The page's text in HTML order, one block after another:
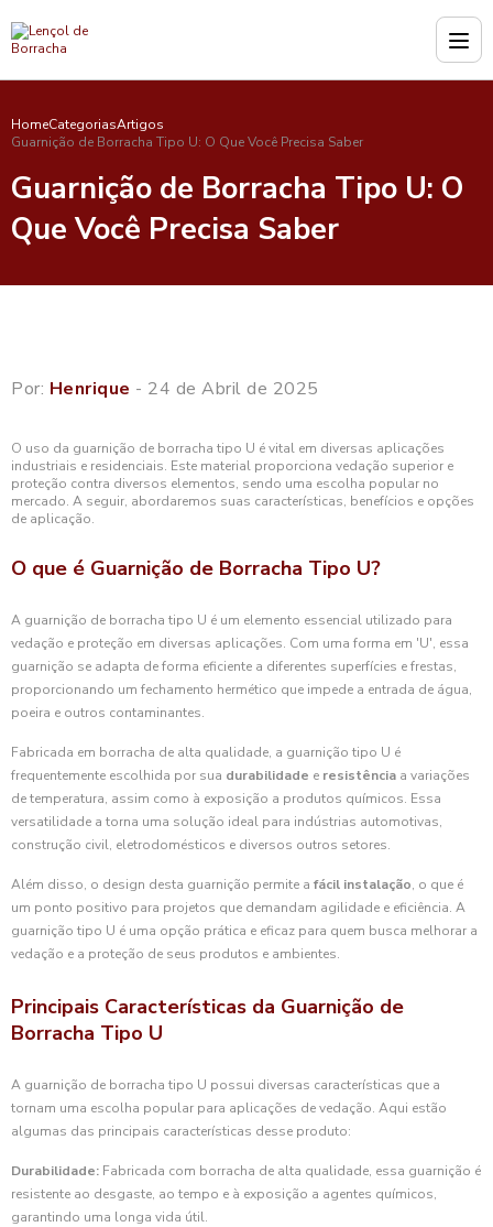
HomeCategoriasArtigos
Guarnição de Borracha Tipo U: O Que Você Precisa Saber
Guarnição de Borracha Tipo U: O
Que Você Precisa Saber
Por: Henrique - 24 de Abril de 2025
O uso da guarnição de borracha tipo U é vital em diversas aplicações
industriais e residenciais. Este material proporciona vedação superior e
proteção contra diversos elementos, sendo uma escolha popular no
mercado. A seguir, abordaremos suas características, benefícios e opções
de aplicação.
O que é Guarnição de Borracha Tipo U?
A guarnição de borracha tipo U é um elemento essencial utilizado para
vedação e proteção em diversas aplicações. Com uma forma em 'U', essa
guarnição se adapta de forma eficiente a diferentes superfícies e frestas,
proporcionando um fechamento hermético que impede a entrada de água,
poeira e outros contaminantes.
Fabricada em borracha de alta qualidade, a guarnição tipo U é
frequentemente escolhida por sua durabilidade e resistência a variações
de temperatura, assim como à exposição a produtos químicos. Essa
versatilidade a torna uma solução ideal para indústrias automotivas,
construção civil, eletrodomésticos e diversos outros setores.
Além disso, o design desta guarnição permite a fácil instalação, o que é
um ponto positivo para projetos que demandam agilidade e eficiência. A
guarnição tipo U é uma opção prática e eficaz para quem busca melhorar a
vedação e a proteção de seus produtos e ambientes.
Principais Características da Guarnição de
Borracha Tipo U
A guarnição de borracha tipo U possui diversas características que a
tornam uma escolha popular para aplicações de vedação. Aqui estão
algumas das principais características desse produto:
Durabilidade: Fabricada com borracha de alta qualidade, essa guarnição é
resistente ao desgaste, ao tempo e à exposição a agentes químicos,
garantindo uma longa vida útil.